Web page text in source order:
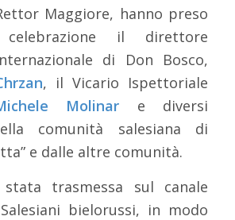
Maggiore, hanno preso
il direttore
di Don Bosco,
, il Vicario Ispettoriale
Molinar e diversi
comunità salesiana di
e dalle altre comunità.
trasmessa sul canale
bielorussi, in modo